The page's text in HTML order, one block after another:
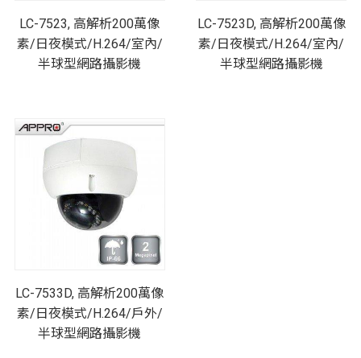
LC-7523, 高解析200萬像
素/日夜模式/H.264/室內/
半球型網路攝影機
LC-7523D, 高解析200萬像
素/日夜模式/H.264/室內/
半球型網路攝影機
LC-7533D, 高解析200萬像
素/日夜模式/H.264/戶外/
半球型網路攝影機